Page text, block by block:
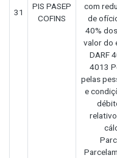
31
PIS PASEP
COFINS
com
de
40%
valor do
DARF
4013
pelas
e